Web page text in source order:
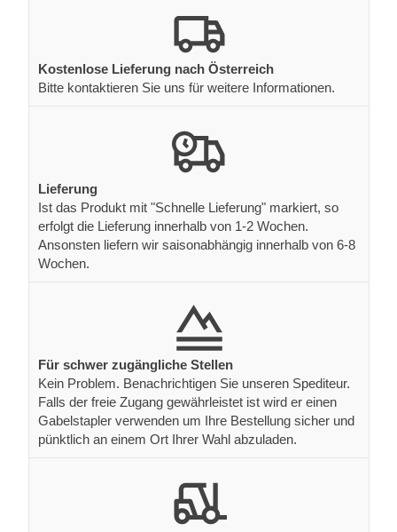
Kostenlose Lieferung nach Österreich
Bitte kontaktieren Sie uns für weitere Informationen.
Lieferung
Ist das Produkt mit "Schnelle Lieferung" markiert, so
erfolgt die Lieferung innerhalb von 1-2 Wochen.
Ansonsten liefern wir saisonabhängig innerhalb von 6-8
Wochen.
Für schwer zugängliche Stellen
Kein Problem. Benachrichtigen Sie unseren Spediteur.
Falls der freie Zugang gewährleistet ist wird er einen
Gabelstapler verwenden um Ihre Bestellung sicher und
pünktlich an einem Ort Ihrer Wahl abzuladen.